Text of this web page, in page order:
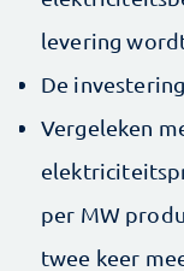
levering
De
Vergeleken
per MW
twee keer